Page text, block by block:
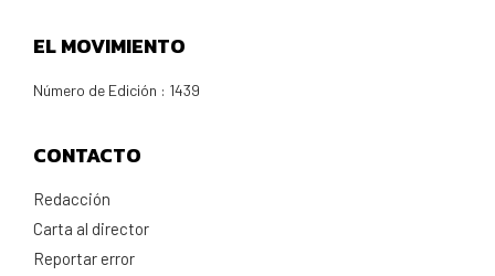
EL MOVIMIENTO
Número de Edición : 1439
CONTACTO
Redacción
Carta al director
Reportar error